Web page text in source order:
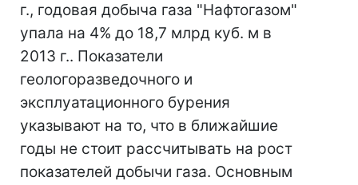
г., годовая добыча газа "Нафтогазом"
упала на 4% до 18,7 млрд куб. м в
2013 г.. Показатели
геологоразведочного и
эксплуатационного бурения
указывают на то, что в ближайшие
годы не стоит рассчитывать на рост
показателей добычи газа. Основным